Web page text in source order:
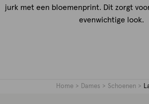
jurk met een bloemenprint. Dit zorgt
evenwichtige look.
Home Dames Schoenen